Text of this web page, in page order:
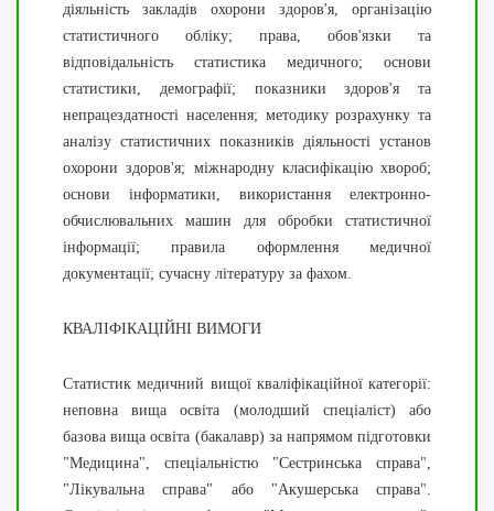
діяльність закладів охорони здоров'я, організацію
статистичного обліку; права, обов'язки та
відповідальність статистика медичного; основи
статистики, демографії; показники здоров'я та
непрацездатності населення; методику розрахунку та
аналізу статистичних показників діяльності установ
охорони здоров'я; міжнародну класифікацію хвороб;
основи інформатики, використання електронно-
обчислювальних машин для обробки статистичної
інформації; правила оформлення медичної
документації; сучасну літературу за фахом.
КВАЛІФІКАЦІЙНІ ВИМОГИ
Статистик медичний вищої кваліфікаційної категорії:
неповна вища освіта (молодший спеціаліст) або
базова вища освіта (бакалавр) за напрямом підготовки
"Медицина", спеціальністю "Сестринська справа",
"Лікувальна справа" або "Акушерська справа".